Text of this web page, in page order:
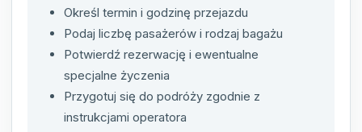
Określ termin i godzinę przejazdu
Podaj liczbę pasażerów i rodzaj bagażu
Potwierdź rezerwację i ewentualne
specjalne życzenia
Przygotuj się do podróży zgodnie z
instrukcjami operatora